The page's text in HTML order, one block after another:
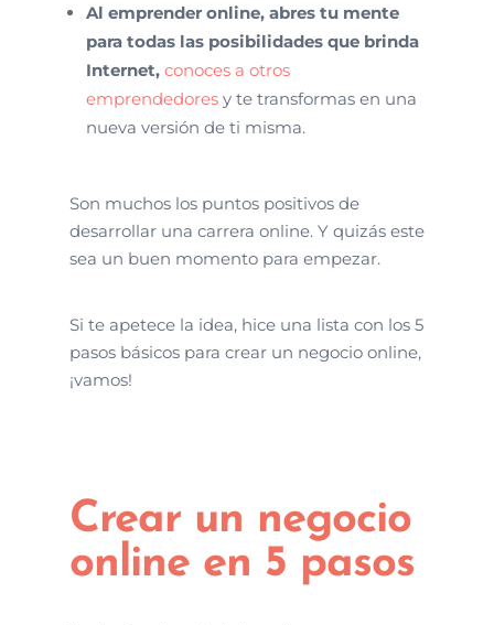
Al emprender online, abres tu mente
para todas las posibilidades que brinda
Internet, conoces a otros
emprendedoresy te transformas en una
nueva versión de ti misma.
Son muchos los puntos positivos de
desarrollar una carrera online. Y quizás este
sea un buen momento para empezar.
Si te apetece la idea, hice una lista con los 5
pasos básicos para crear un negocio online,
¡vamos!
Crear un negocio
online en 5 pasos